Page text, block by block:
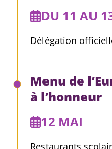
DU 11 AU
Délégation
Menu de
à l’honneur
12 MAI